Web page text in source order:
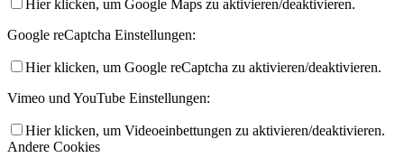
Hier klicken, um Google Maps zu aktivieren/deaktivieren.
Google reCaptcha Einstellungen:
Hier klicken, um Google reCaptcha zu aktivieren/deaktivieren.
Vimeo und YouTube Einstellungen:
Hier klicken, um Videoeinbettungen zu aktivieren/deaktivieren.
Andere Cookies